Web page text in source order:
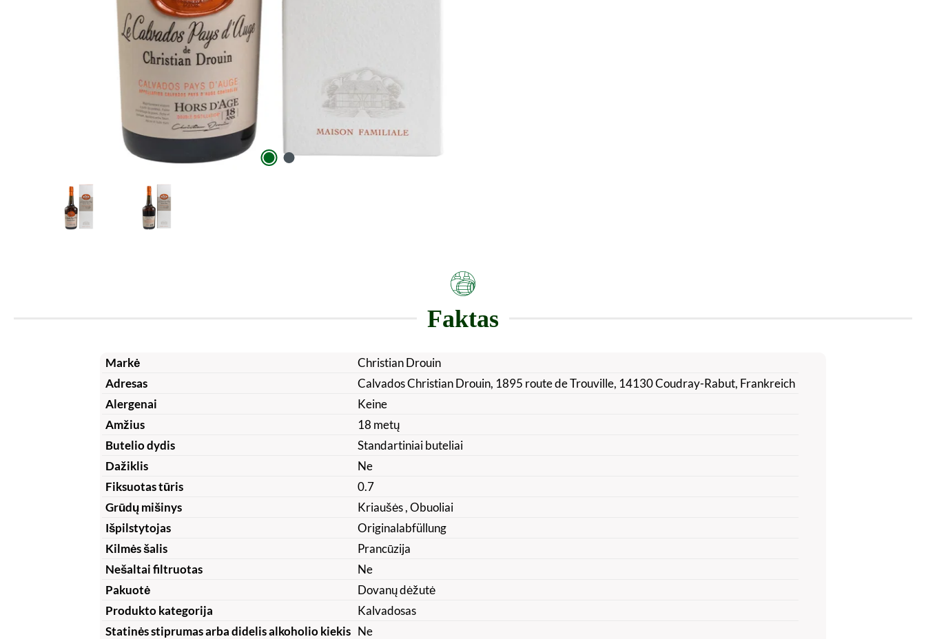
Faktas
Markė
Christian Drouin
Adresas
Calvados Christian Drouin, 1895 route de Trouville, 14130 Coudray-Rabut, Frankreich
Alergenai
Keine
Amžius
18 metų
Butelio dydis
Standartiniai buteliai
Dažiklis
Ne
Fiksuotas tūris
0.7
Grūdų mišinys
Kriaušės, Obuoliai
Išpilstytojas
Originalabfüllung
Kilmės šalis
Prancūzija
Nešaltai filtruotas
Ne
Pakuotė
Dovanų dėžutė
Produkto kategorija
Kalvadosas
Statinės stiprumas arba didelis alkoholio kiekis Ne